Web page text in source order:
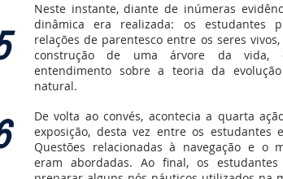
Neste instante, diante de inúmeras
dinâmica era realizada: os estudantes
relações de parentesco entre os seres
construção de uma árvore da vida,
entendimento sobre a teoria da
natural.
De volta ao convés, acontecia a quarta
exposição, desta vez entre os estudantes
Questões relacionadas à navegação e o
eram abordadas. Ao final, os